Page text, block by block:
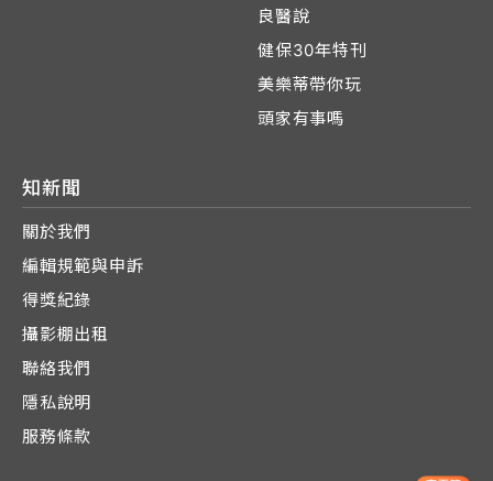
良醫說
健保30年特刊
美樂蒂帶你玩
頭家有事嗎
知新聞
關於我們
編輯規範與申訴
得獎紀錄
攝影棚出租
聯絡我們
隱私說明
服務條款